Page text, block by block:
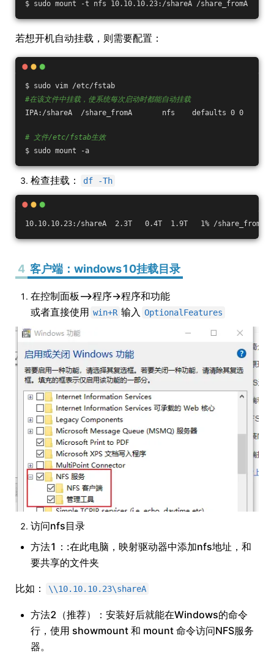
$ sudo mount -t nfs 10.10.10.23:/shareA /share_fromA
若想开机自动挂载，则需要配置：
$ sudo vim /etc/fstab
#在该文件中挂载，使系统每次启动时都能自动挂载
IPA:/shareA  /share_fromA       nfs    defaults 0 0
# 文件/etc/fstab生效
$ sudo mount -a
检查挂载： df -Th
10.10.10.23:/shareA  2.3T   0.4T  1.9T   1% /share_fromA
4 客户端：windows10挂载目录
在控制面板–>程序->程序和功能
或者直接使用 win+R 输入 OptionalFeatures
访问nfs目录
方法1：:在此电脑，映射驱动器中添加nfs地址，和
要共享的文件夹
比如： \\10.10.10.23\shareA
方法2（推荐）：安装好后就能在Windows的命令
行，使用 showmount 和 mount 命令访问NFS服务
器。